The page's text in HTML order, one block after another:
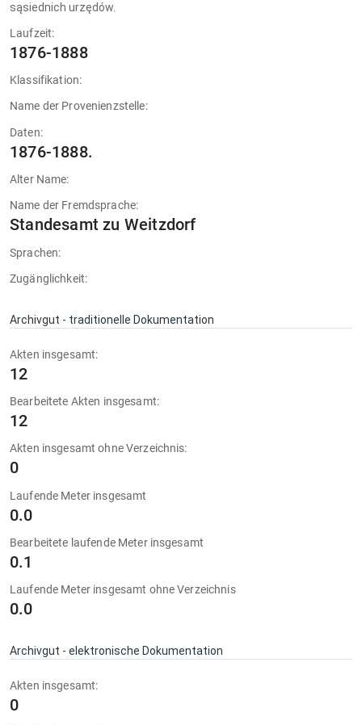
sąsiednich urzędów.
Laufzeit:
1876-1888
Klassifikation:
Name der Provenienzstelle:
Daten:
1876-1888.
Alter Name:
Name der Fremdsprache:
Standesamt zu Weitzdorf
Sprachen:
Zugänglichkeit:
Archivgut - traditionelle Dokumentation
Akten insgesamt:
12
Bearbeitete Akten insgesamt:
12
Akten insgesamt ohne Verzeichnis:
0
Laufende Meter insgesamt
0.0
Bearbeitete laufende Meter insgesamt
0.1
Laufende Meter insgesamt ohne Verzeichnis
0.0
Archivgut - elektronische Dokumentation
Akten insgesamt:
0